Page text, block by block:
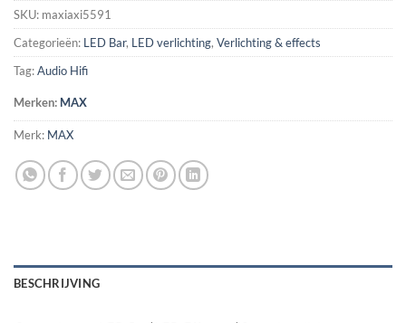
SKU: maxiaxi5591
Categorieën: LED Bar, LED verlichting, Verlichting & effects
Tag:Audio Hifi
Merken: MAX
Merk: MAX
BESCHRIJVING